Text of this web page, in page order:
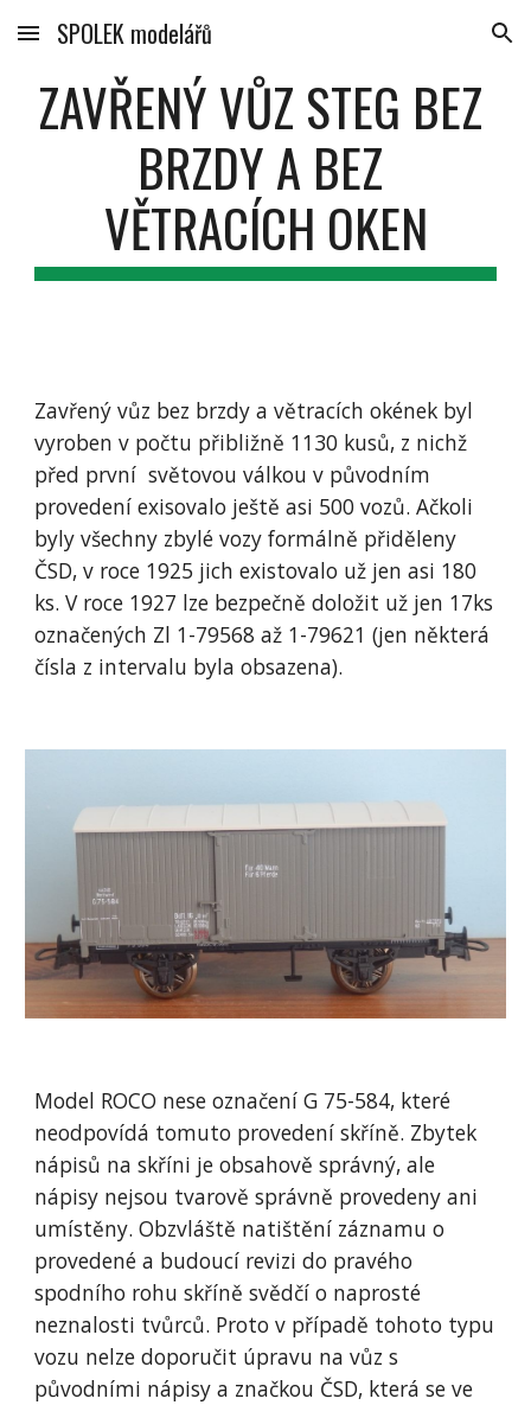
Skip to main content Skip to navigation
SPOLEK modelářů
ZAVŘENÝ VŮZ STEG BEZ
BRZDY A BEZ
VĚTRACÍCH OKEN
Zavřený vůz bez brzdy a větracích okének byl
vyroben v počtu přibližně 1130 kusů, z nichž
před první  světovou válkou v původním
provedení exisovalo ještě asi 500 vozů. Ačkoli
byly všechny zbylé vozy formálně přiděleny
ČSD, v roce 1925 jich existovalo už jen asi 180
ks. V roce 1927 lze bezpečně doložit už jen 17ks
označených Zl 1-79568 až 1-79621 (jen některá
čísla z intervalu byla obsazena).
Model ROCO nese označení G 75-584, které
neodpovídá tomuto provedení skříně. Zbytek
nápisů na skříni je obsahově správný, ale
nápisy nejsou tvarově správně provedeny ani
umístěny. Obzvláště natištění záznamu o
provedené a budoucí revizi do pravého
spodního rohu skříně svědčí o naprosté
neznalosti tvůrců. Proto v případě tohoto typu
vozu nelze doporučit úpravu na vůz s
původními nápisy a značkou ČSD, která se ve